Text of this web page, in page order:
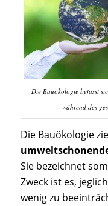
Die Bauökologie befasst
während des
Die Bauökologie
Sie bezeichnet
Zweck ist es,
wenig zu